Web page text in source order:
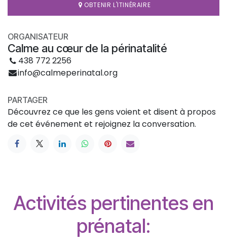
OBTENIR L'ITINÉRAIRE
ORGANISATEUR
Calme au cœur de la périnatalité
438 772 2256
info@calmeperinatal.org
PARTAGER
Découvrez ce que les gens voient et disent à propos
de cet événement et rejoignez la conversation.
Activités pertinentes en
prénatal: